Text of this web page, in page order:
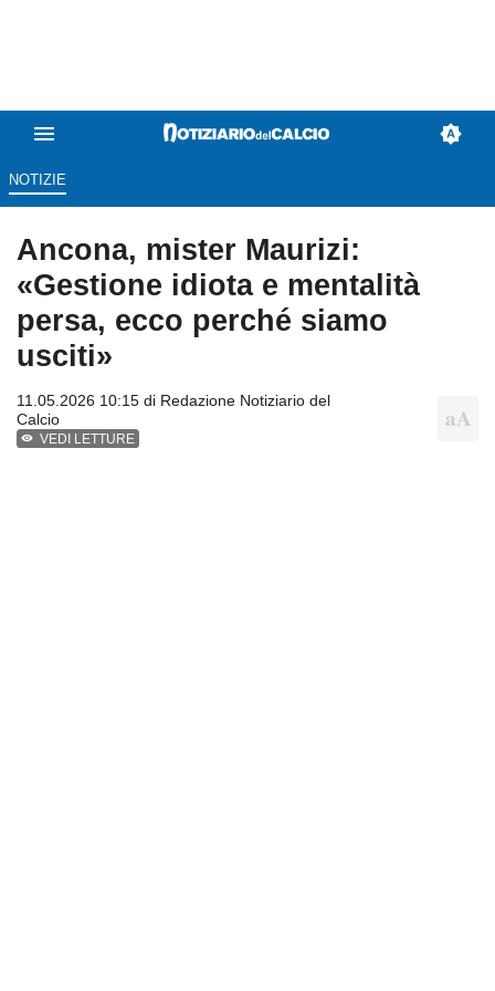
NOTIZIE
Ancona, mister Maurizi:
«Gestione idiota e mentalità
persa, ecco perché siamo
usciti»
11.05.2026 10:15 di Redazione Notiziario del
Calcio
VEDI LETTURE